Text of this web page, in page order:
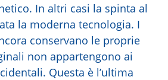
In altri casi la spinta al
la moderna tecnologia. I
conservano le proprie
non appartengono ai
Questa è l’ultima